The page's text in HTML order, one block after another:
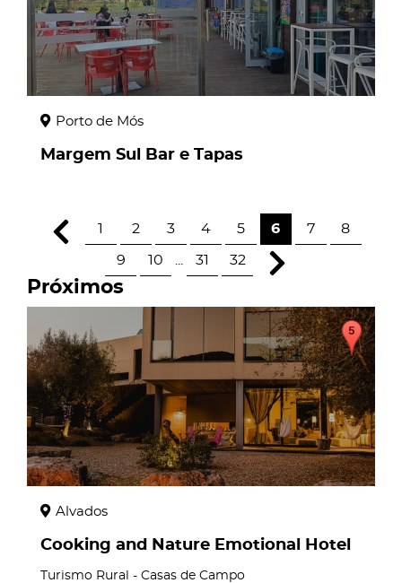
Porto de Mós
Margem Sul Bar e Tapas
1 2 3 4 5 6 7 8
9 10 31 32
Próximos
Alvados
Cooking and Nature Emotional Hotel
Turismo Rural - Casas de Campo